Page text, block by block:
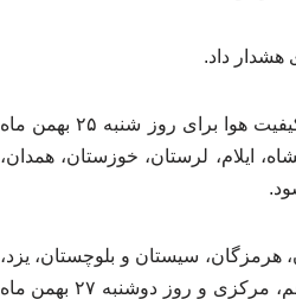
داد.
بر این اساس، وزش باد نسبتا شدید تا شدید، در نواحی مستعد گردوخاک و کاهش کیفیت هوا برای روز شنبه ۲۵ بهمن ماه
ایلام، لرستان، خوزستان، همدان،
کرمان، هرمزگان، سیستان و بلوچستان، یزد،
خراسان جنوبی، خراسان رضوی، خراسان شمالی، گلستان، سمنان، تهران، البرز، قم، مرکزی و روز دوشنبه ۲۷ بهمن ماه